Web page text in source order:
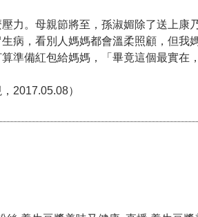
力。母親節將至，孫淑媚除了送上康
病，看別人媽媽都會溫柔照顧，但我
準備紅包給媽媽，「畢竟這個最實在
2017.05.08）